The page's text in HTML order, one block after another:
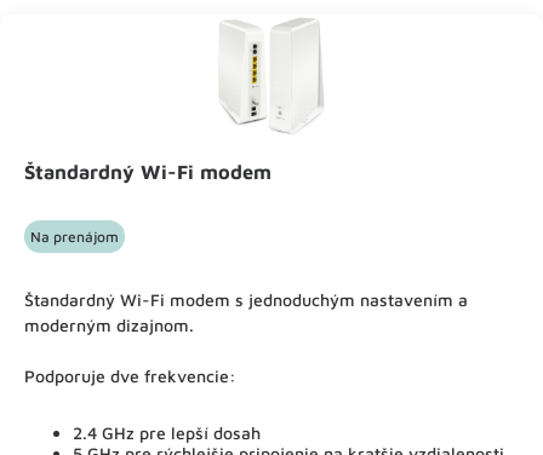
Štandardný Wi-Fi modem
Na prenájom
Štandardný Wi-Fi modem s jednoduchým nastavením a
moderným dizajnom.
Podporuje dve frekvencie:
2.4 GHz pre lepší dosah